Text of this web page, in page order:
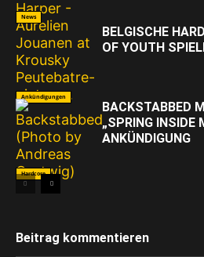
Ankündigungen
News
BELGISCHE
OF YOUTH
Hardcore
BACKSTABBED
„SPRING INSIDE
ANKÜNDIGUNG
Beitrag kommentieren